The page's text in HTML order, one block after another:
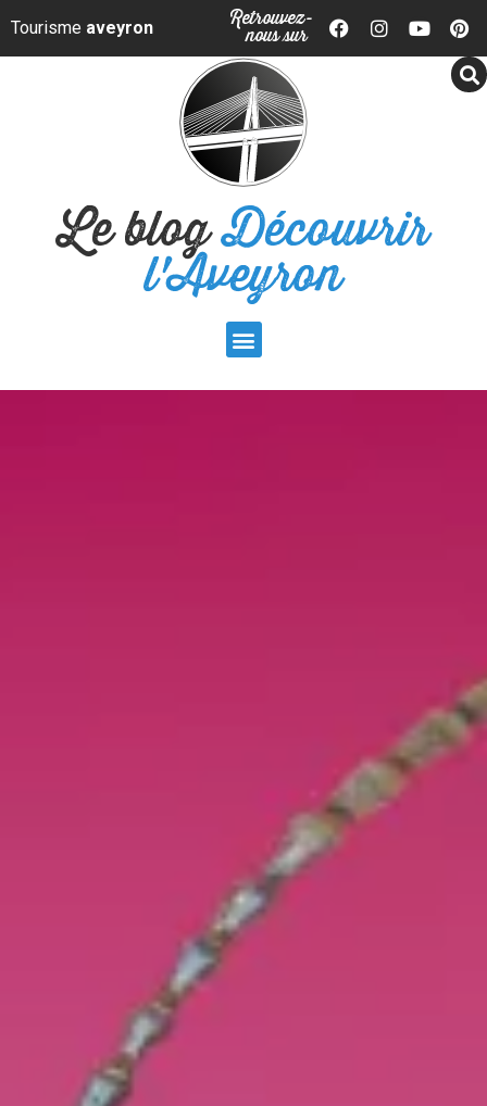
Panneau de gestion des cookies
Tourisme aveyron Retrouvez-
nous sur
Le blogDécouvrir
l'Aveyron